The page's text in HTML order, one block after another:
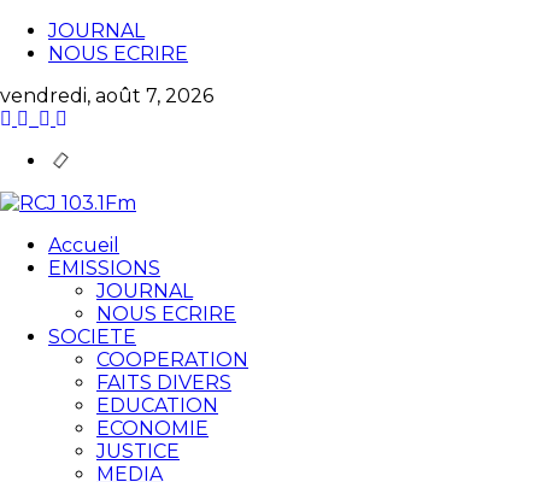
JOURNAL
NOUS ECRIRE
vendredi, août 7, 2026
Accueil
EMISSIONS
JOURNAL
NOUS ECRIRE
SOCIETE
COOPERATION
FAITS DIVERS
EDUCATION
ECONOMIE
JUSTICE
MEDIA